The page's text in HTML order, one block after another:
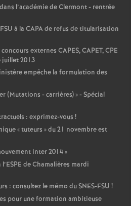
l’académie de Clermont - rentrée
à la CAPA de refus de titularisation
externes CAPES, CAPET, CPE
2013
empêche la formulation des
(Mutations - carrières)» - Spécial
: exprimez-vous !
«tuteurs » du 21 novembre est
inter 2014»
de Chamalières mardi
: consultez le mémo du SNES-FSU !
pour une formation ambitieuse